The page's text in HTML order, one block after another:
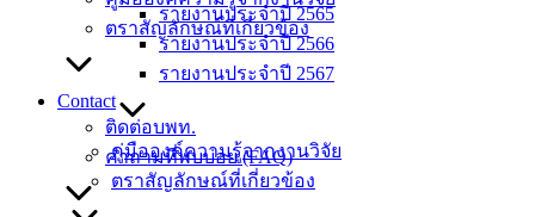
รายงานประจำปี 2565
รายงานประจำปี 2566
รายงานประจำปี 2567
คู่มือองค์ความรู้จากงานวิจัย
ตราสัญลักษณ์ที่เกี่ยวข้อง
ตราสัญลักษณ์ที่เกี่ยวข้อง
Contact
ติดต่อบพท.
คำถามที่พบบ่อย (FAQ)